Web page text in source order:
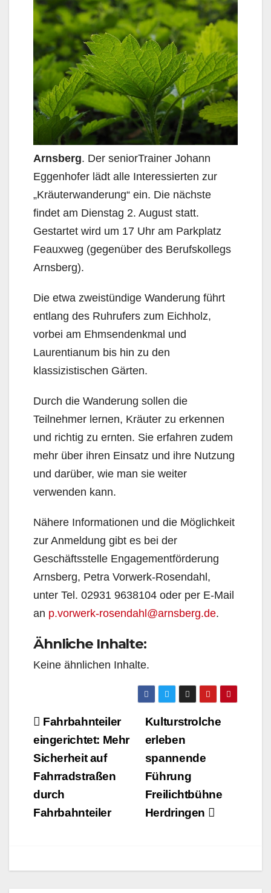
Arnsberg. Der seniorTrainer Johann
Eggenhofer lädt alle Interessierten zur
„Kräuterwanderung“ ein. Die nächste
findet am Dienstag 2. August statt.
Gestartet wird um 17 Uhr am Parkplatz
Feauxweg (gegenüber des Berufskollegs
Arnsberg).
Die etwa zweistündige Wanderung führt
entlang des Ruhrufers zum Eichholz,
vorbei am Ehmsendenkmal und
Laurentianum bis hin zu den
klassizistischen Gärten.
Durch die Wanderung sollen die
Teilnehmer lernen, Kräuter zu erkennen
und richtig zu ernten. Sie erfahren zudem
mehr über ihren Einsatz und ihre Nutzung
und darüber, wie man sie weiter
verwenden kann.
Nähere Informationen und die Möglichkeit
zur Anmeldung gibt es bei der
Geschäftsstelle Engagementförderung
Arnsberg, Petra Vorwerk-Rosendahl,
unter Tel. 02931 9638104 oder per E-Mail
an p.vorwerk-rosendahl@arnsberg.de.
Ähnliche Inhalte:
Keine ähnlichen Inhalte.
Beitragsnavigation
Kulturstrolche
erleben
spannende
Führung
Freilichtbühne
Herdringen
Fahrbahnteiler
eingerichtet: Mehr
Sicherheit auf
Fahrradstraßen
durch
Fahrbahnteiler